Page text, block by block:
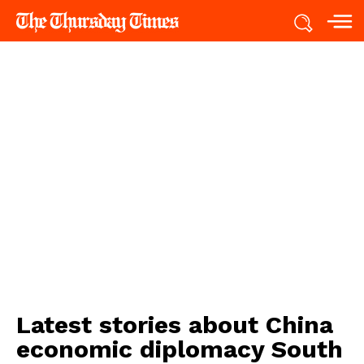
Latest stories about China
economic diplomacy South